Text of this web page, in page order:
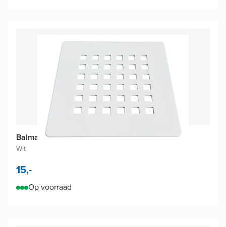
Balmani Vibe afdekrooster voor afvoer
Wit
15,-
Op voorraad